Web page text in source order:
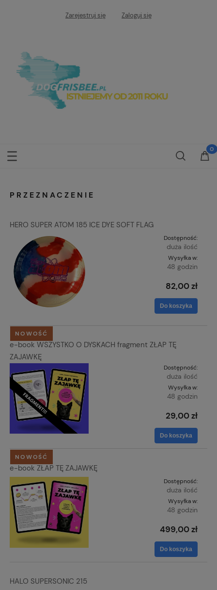
Zarejestruj się Zaloguj się
PRZEZNACZENIE
HERO SUPER ATOM 185 ICE DYE SOFT FLAG
Dostępność:
duża ilość
Wysyłka w:
48 godzin
82,00 zł
Do koszyka
e-book WSZYSTKO O DYSKACH fragment ZŁAP TĘ
ZAJAWKĘ
Dostępność:
duża ilość
Wysyłka w:
48 godzin
29,00 zł
Do koszyka
NOWOŚĆ
e-book ZŁAP TĘ ZAJAWKĘ
Dostępność:
duża ilość
Wysyłka w:
48 godzin
499,00 zł
Do koszyka
NOWOŚĆ
HALO SUPERSONIC 215